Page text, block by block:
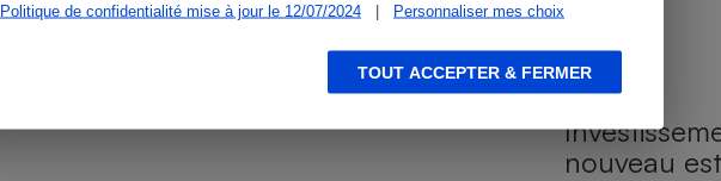
Politique de confidentialité mise à jour le 12/07/2024
| Personnaliser mes choix
TOUT ACCEPTER & FERMER
nouveau